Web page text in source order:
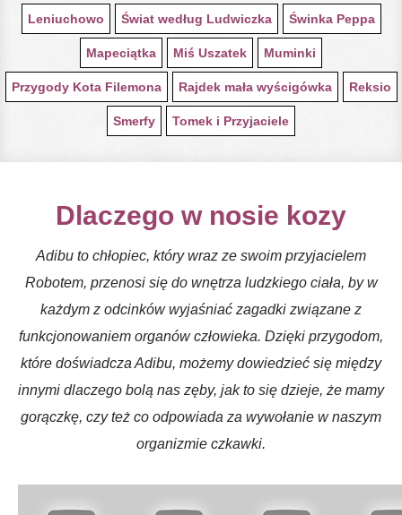
Leniuchowo Świat według Ludwiczka Świnka Peppa
Mapeciątka Miś Uszatek Muminki
Przygody Kota Filemona Rajdek mała wyścigówka Reksio
Smerfy Tomek i Przyjaciele
Dlaczego w nosie kozy
Adibu to chłopiec, który wraz ze swoim przyjacielem
Robotem, przenosi się do wnętrza ludzkiego ciała, by w
każdym z odcinków wyjaśniać zagadki związane z
funkcjonowaniem organów człowieka. Dzięki przygodom,
które doświadcza Adibu, możemy dowiedzieć się między
innymi dlaczego bolą nas zęby, jak to się dzieje, że mamy
gorączkę, czy też co odpowiada za wywołanie w naszym
organizmie czkawki.